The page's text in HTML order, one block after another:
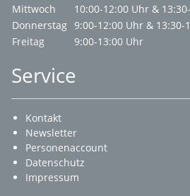
Mittwoch
10:00-12:00 Uhr &
Donnerstag 9:00-12:00 Uhr & 13:30-
Freitag
9:00-13:00 Uhr
Service
Kontakt
Newsletter
Personenaccount
Datenschutz
Impressum